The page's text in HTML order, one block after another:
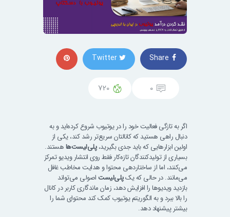
Share
Twitter
0
720
اگر به‌ تازگی فعالیت خود را در یوتیوب شروع کرده‌اید و به
دنبال راهی هستید که کانالتان سریع‌تر رشد کند، یکی از
اولین ابزارهایی که باید جدی بگیرید،پلی‌لیست‌هاهستند.
بسیاری از تولیدکنندگان تازه‌کار فقط روی انتشار ویدیو تمرکز
می‌کنند، اما از ساختاردهی محتوا و هدایت مخاطب غافل
می‌مانند. در حالی که یکپلی‌لیستاصولی می‌تواند
بازدید ویدیوها را افزایش دهد، زمان ماندگاری کاربر در کانال
را بالا ببرد و به الگوریتم یوتیوب کمک کند محتوای شما را
بیشتر پیشنهاد دهد.